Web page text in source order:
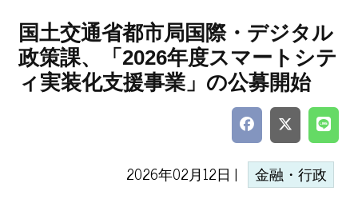
国土交通省都市局国際・デジタル
政策課、「2026年度スマートシテ
ィ実装化支援事業」の公募開始
2026年02月12日 | 金融・行政